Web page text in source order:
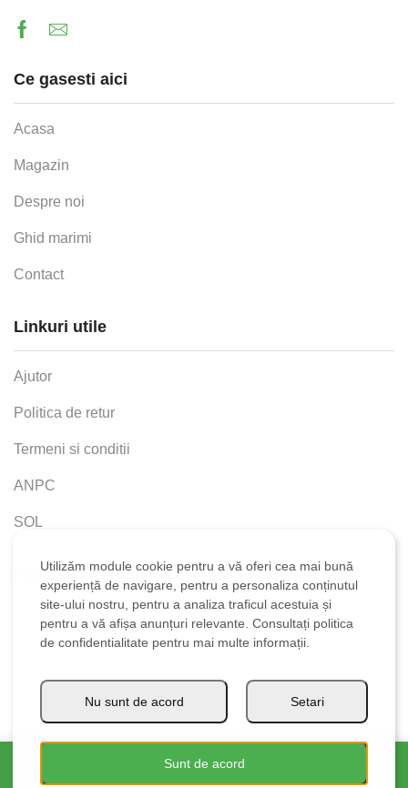
Facebook
Email
Ce gasesti aici
Acasa
Magazin
Despre noi
Ghid marimi
Contact
Linkuri utile
Ajutor
Politica de retur
Termeni si conditii
ANPC
SOL
Facebook
Utilizăm module cookie pentru a vă oferi cea mai bună
experiență de navigare, pentru a personaliza conținutul
site-ului nostru, pentru a analiza traficul acestuia și
pentru a vă afișa anunțuri relevante. Consultați politica
de confidentialitate pentru mai multe informații.
Sunt de acord
Setari
Nu sunt de acord